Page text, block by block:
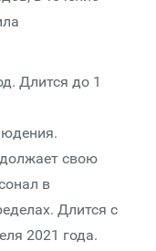
Длится до 1
свою
в
Длится с
2021 года.